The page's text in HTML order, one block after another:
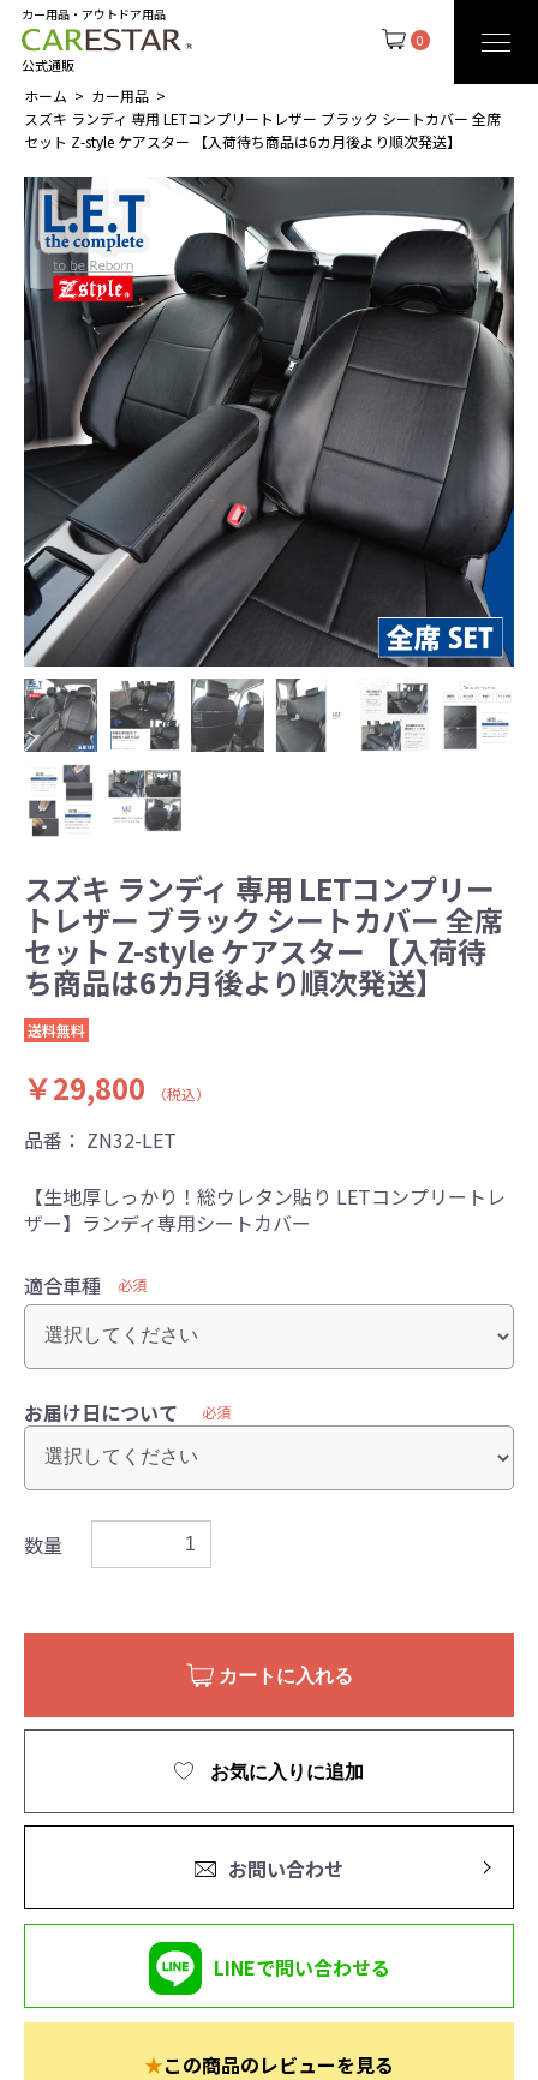
0
カー用品・アウトドア用品
公式通販
ホーム
カー用品
スズキ ランディ 専用 LETコンプリートレザー ブラック シートカバー 全席
セット Z-style ケアスター 【入荷待ち商品は6カ月後より順次発送】
スズキ ランディ 専用 LETコンプリー
トレザー ブラック シートカバー 全席
セット Z-style ケアスター 【入荷待
ち商品は6カ月後より順次発送】
送料無料
￥29,800 （税込）
品番： ZN32-LET
【生地厚しっかり！総ウレタン貼り LETコンプリートレ
ザー】ランディ専用シートカバー
適合車種 必須
お届け日について 必須
数量
カートに入れる
お気に入りに追加
お問い合わせ
LINEで問い合わせる
★この商品のレビューを見る